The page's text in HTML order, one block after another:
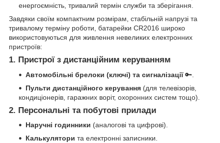
енергоємність, тривалий термін служби та зберігання.
Завдяки своїм компактним розмірам, стабільній напрузі та
тривалому терміну роботи, батарейки CR2016 широко
використовуються для живлення невеликих електронних
пристроїв:
1. Пристрої з дистанційним керуванням
Автомобільні брелоки (ключі) та сигналізації🔑.
Пульти дистанційного керування (для телевізорів,
кондиціонерів, гаражних воріт, охоронних систем тощо).
2. Персональні та побутові прилади
Наручні годинники (аналогові та цифрові).
Калькулятори та електронні записники.